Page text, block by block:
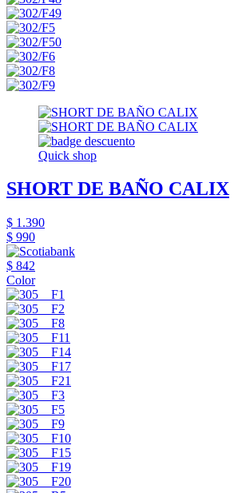
Quick shop
SHORT DE BAÑO CALIX
$ 1.390
$ 990
$ 842
Color